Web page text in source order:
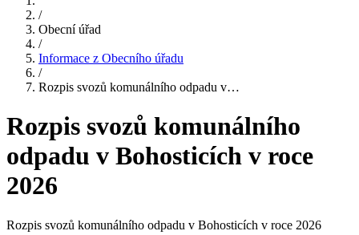
/
Obecní úřad
/
Informace z Obecního úřadu
/
Rozpis svozů komunálního odpadu v…
Rozpis svozů komunálního
odpadu v Bohosticích v roce
2026
Rozpis svozů komunálního odpadu v Bohosticích v roce 2026